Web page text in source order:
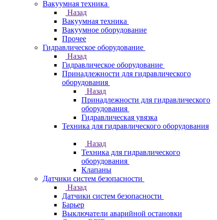
Вакуумная техника
Назад
Вакуумная техника
Вакуумное оборудование
Прочее
Гидравлическое оборудование
Назад
Гидравлическое оборудование
Принадлежности для гидравлического
оборудования
Назад
Принадлежности для гидравлического
оборудования
Гидравлическая увязка
Техника для гидравлического оборудования
Назад
Техника для гидравлического
оборудования
Клапаны
Датчики систем безопасности
Назад
Датчики систем безопасности
Барьер
Выключатели аварийной остановки